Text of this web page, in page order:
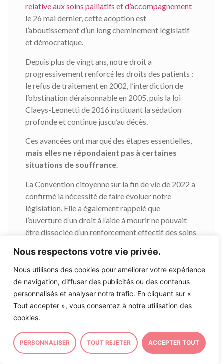
Nous respectons votre vie privée.
Nous utilisons des cookies pour améliorer votre expérience
de navigation, diffuser des publicités ou des contenus
personnalisés et analyser notre trafic. En cliquant sur «
Tout accepter », vous consentez à notre utilisation des
cookies.
PERSONNALISER TOUT REJETER ACCEPTER TOUT
relative aux soins palliatifs et d’accompagnement
le 26 mai dernier, cette adoption est
l’aboutissement d’un long cheminement législatif
et démocratique.
Depuis plus de vingt ans, notre droit a
progressivement renforcé les droits des patients :
le refus de traitement en 2002, l’interdiction de
l’obstination déraisonnable en 2005, puis la loi
Claeys-Leonetti de 2016 instituant la sédation
profonde et continue jusqu’au décès.
Ces avancées ont marqué des étapes essentielles,
mais elles ne répondaient pas à certaines
situations de souffrance.
La Convention citoyenne sur la fin de vie de 2022 a
confirmé la nécessité de faire évoluer notre
législation. Elle a également rappelé que
l’ouverture d’un droit à l’aide à mourir ne pouvait
être dissociée d’un renforcement effectif des soins
l’ensemble du territoire. C’est cette double
exigence qui a guidé les travaux du Parlement
depuis maintenant quatre ans.
Au cœur du débat public, un premier projet de loi
regroupait alors le développement des soins
palliatifs et l’aide à mourir. Soutenu par une
majorité des parlementaires,la dissolution de
l’Assemblée nationale en 2024 suspend sa